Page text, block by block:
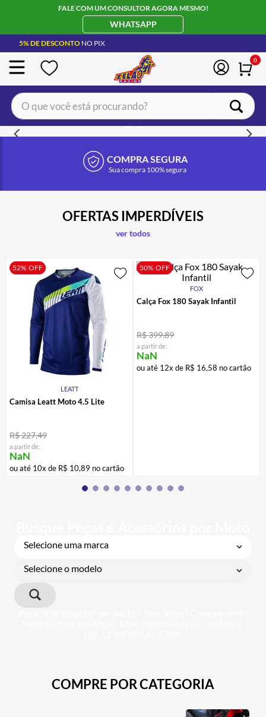
FALE COM UM CONSULTOR AGORA MESMO!
WHATSAPP
5% DE DESCONTO NO PIX
0
O que você está procurando?
COMPRA SEGURA
Sua compra 100% segura
OFERTAS IMPERDÍVEIS
ver todos
52% OFF
LEATT
Camisa Leatt Moto 4.5 Lite
R$227,49
a partir de:
NaN
ou até 10x de R$ 10,89 no cartão
50% OFF
FOX
Calça Fox 180 Sayak Infantil
R$399,89
a partir de:
NaN
ou até 12x de R$ 16,58 no cartão
Selecione uma marca
Selecione o modelo
COMPRE POR CATEGORIA
CAPACETE LS2
3º JAQUETA
ÓCULOS SOLAR
7º CALÇA
ALPINESTAR
º AIROH
10 BOTAS